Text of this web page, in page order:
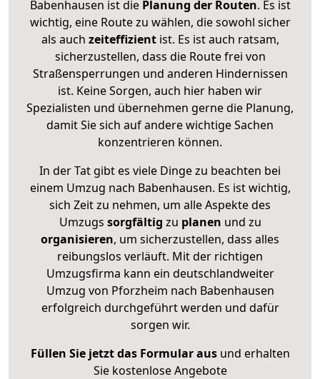
Babenhausen ist diePlanung der Routen. Es ist
wichtig, eine Route zu wählen, die sowohl sicher
als auch zeiteffizientist. Es ist auch ratsam,
sicherzustellen, dass die Route frei von
Straßensperrungen und anderen Hindernissen
ist. Keine Sorgen, auch hier haben wir
Spezialisten und übernehmen gerne die Planung,
damit Sie sich auf andere wichtige Sachen
konzentrieren können.
In der Tat gibt es viele Dinge zu beachten bei
einem Umzug nach Babenhausen. Es ist wichtig,
sich Zeit zu nehmen, um alle Aspekte des
Umzugs sorgfältig zu planen und zu
organisieren, um sicherzustellen, dass alles
reibungslos verläuft. Mit der richtigen
Umzugsfirma kann ein deutschlandweiter
Umzug von Pforzheim nach Babenhausen
erfolgreich durchgeführt werden und dafür
sorgen wir.
Füllen Sie jetzt das Formular ausund erhalten
Sie kostenlose Angebote